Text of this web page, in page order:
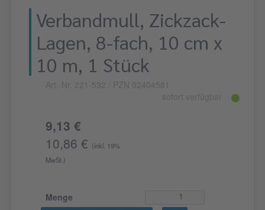
Verbandmull, Zickzack-
Lagen, 8-fach, 10 cm x
10 m, 1 Stück
Art.-Nr. 221-532 / PZN 02404581
sofort verfügbar
9,13 €
10,86 €
(inkl. 19%
MwSt.)
Menge